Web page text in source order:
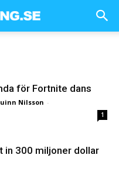
för Fortnite dans
Nilsson -
1
in 300 miljoner dollar